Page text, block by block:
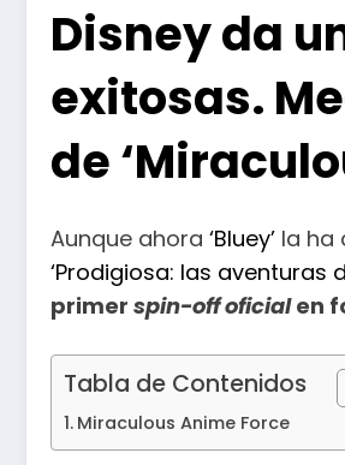
Disney da
exitosas.
de
Aunque ahora ‘Bluey’ la ha
‘Prodigiosa: las aventuras
primer spin-off oficialen
Tabla de Contenidos
Miraculous Anime Force